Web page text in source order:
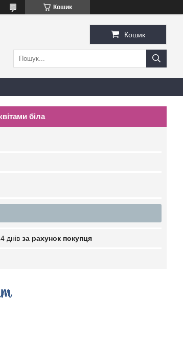
Кошик
Кошик
біла
днів за рахунок покупця